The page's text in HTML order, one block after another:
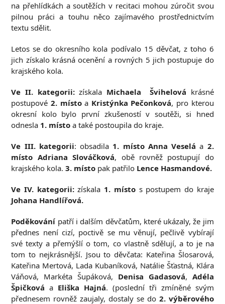
na přehlídkách a soutěžích v recitaci mohou zúročit svou
pilnou práci a touhu něco zajímavého prostřednictvím
textu sdělit.
Letos se do okresního kola podívalo 15 děvčat, z toho 6
jich získalo krásná ocenění a rovných 5 jich postupuje do
krajského kola.
Ve II. kategorii:získala Michaela Švihelová krásné
postupové2. místoa Kristýnka Pečonková, pro kterou
okresní kolo bylo první zkušeností v soutěži, si hned
odnesla 1. místo a také postoupila do kraje.
Ve III. kategorii: obsadila 1. místo Anna Veselá a 2.
místo Adriana Slováčková, obě rovněž postupují do
krajského kola.3. místo pak patřilo Lence Hasmandové.
Ve IV. kategorii:získala 1. místos postupem do kraje
Johana Handlířová.
Poděkování patří i dalším děvčatům, které ukázaly, že jim
přednes není cizí, poctivě se mu věnují, pečlivě vybírají
své texty a přemýšlí o tom, co vlastně sdělují, a to je na
tom to nejkrásnější. Jsou to děvčata: Kateřina Šlosarová,
Kateřina Mertová, Lada Kubaníková, Natálie Šťastná, Klára
Váňová, Markéta Šupáková, Denisa Gadasová, Adéla
Špičková a Eliška Hajná. (poslední tři zmíněné svým
přednesem rovněž zaujaly, dostaly se do 2. výběrového